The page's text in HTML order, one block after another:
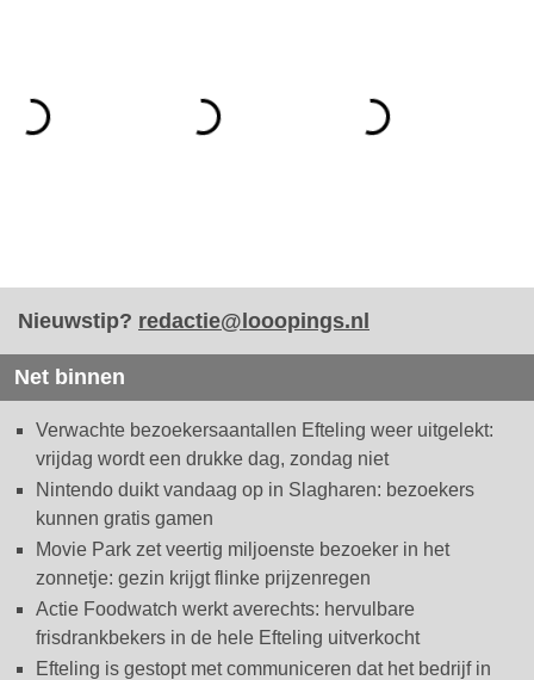
Nieuwstip? redactie@looopings.nl
Net binnen
Verwachte bezoekersaantallen Efteling weer uitgelekt:
vrijdag wordt een drukke dag, zondag niet
Nintendo duikt vandaag op in Slagharen: bezoekers
kunnen gratis gamen
Movie Park zet veertig miljoenste bezoeker in het
zonnetje: gezin krijgt flinke prijzenregen
Actie Foodwatch werkt averechts: hervulbare
frisdrankbekers in de hele Efteling uitverkocht
Efteling is gestopt met communiceren dat het bedrijf in